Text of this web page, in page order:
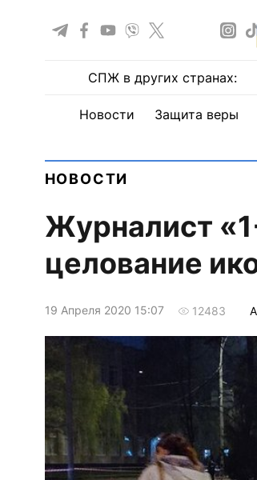
СПЖ в других странах:
Новости Защита веры
НОВОСТИ
Журналист
целование
19 Апреля 2020 15:07 12483